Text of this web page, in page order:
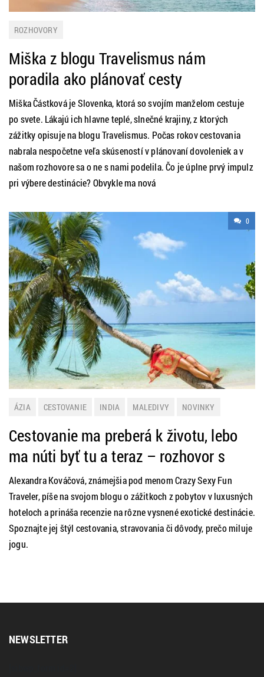
ROZHOVORY
Miška z blogu Travelismus nám
poradila ako plánovať cesty
Miška Částková je Slovenka, ktorá so svojím manželom cestuje
po svete. Lákajú ich hlavne teplé, slnečné krajiny, z ktorých
zážitky opisuje na blogu Travelismus. Počas rokov cestovania
nabrala nespočetne veľa skúseností v plánovaní dovoleniek a v
našom rozhovore sa o ne s nami podelila. Čo je úplne prvý impulz
pri výbere destinácie? Obvykle ma nová
0
ÁZIA CESTOVANIE INDIA MALEDIVY
NOVINKY
Cestovanie ma preberá k životu, lebo
ma núti byť tu a teraz – rozhovor s
Alexandrou Kováčovou
Alexandra Kováčová, známejšia pod menom Crazy Sexy Fun
Traveler, píše na svojom blogu o zážitkoch z pobytov v luxusných
hoteloch a prináša recenzie na rôzne vysnené exotické destinácie.
Spoznajte jej štýl cestovania, stravovania či dôvody, prečo miluje
jogu.
NEWSLETTER